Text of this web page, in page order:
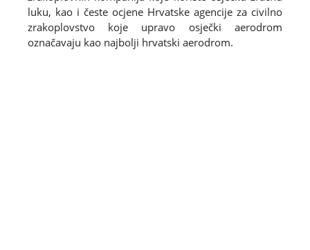
luku, kao i česte ocjene Hrvatske agencije za civilno
zrakoplovstvo koje upravo osječki aerodrom
označavaju kao najbolji hrvatski aerodrom.